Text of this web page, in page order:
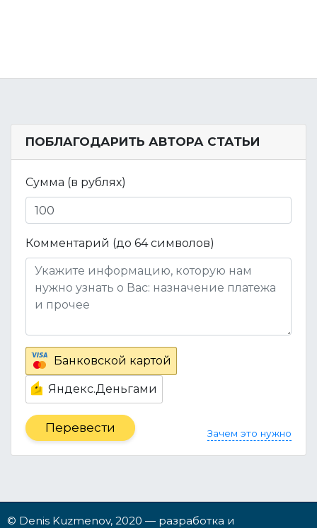
ПОБЛАГОДАРИТЬ АВТОРА СТАТЬИ
Сумма (в рублях)
Комментарий (до 64 символов)
Банковской картой
Яндекс.Деньгами
Зачем это нужно
© Denis Kuzmenov, 2020 — разработка и